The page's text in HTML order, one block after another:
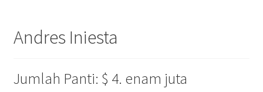
Andres Iniesta
Jumlah Panti: $ 4. enam juta